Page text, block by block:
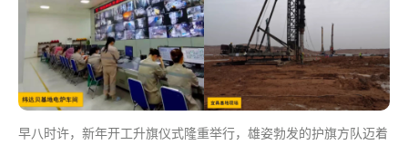
早八时许，新年开工升旗仪式隆重举行，雄姿勃发的护旗方队迈着